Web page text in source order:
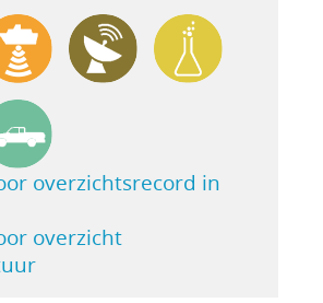
overzichtsrecord in
overzicht